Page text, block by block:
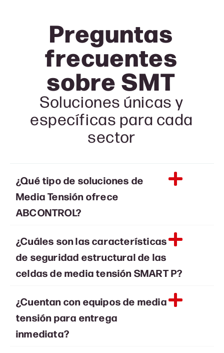
Preguntas
frecuentes
sobreSMT
Soluciones únicas y
específicas para cada
sector
¿Qué tipo de soluciones de
Media Tensión ofrece
ABCONTROL?
¿Cuáles son las características
de seguridad estructural de las
celdas de media tensión SMART P?
¿Cuentan con equipos de media
tensión para entrega
inmediata?